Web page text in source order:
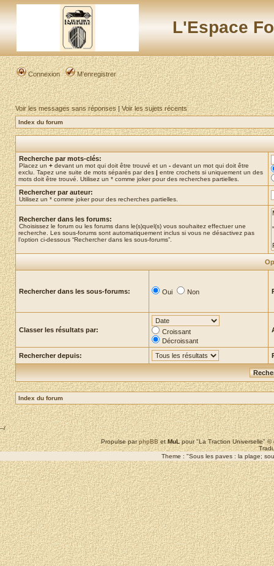
L'Espace
Connexion M’enregistrer
Voir les messages sans réponses|Voir les sujets récents
Index du forum
Recherche par mots-clés:
Placez un + devant un mot qui doit être trouvé et un - devant un mot qui doit être
exclu. Tapez une suite de mots séparés par des | entre crochets si uniquement un des
mots doit être trouvé. Utilisez un * comme joker pour des recherches partielles.
Rechercher par auteur:
Utilisez un * comme joker pour des recherches partielles.
Rechercher dans les forums:
Choisissez le forum ou les forums dans le(s)quel(s) vous souhaitez effectuer une
recherche. Les sous-forums sont automatiquement inclus si vous ne désactivez pas
l’option ci-dessous “Rechercher dans les sous-forums”.
Rechercher dans les sous-forums: Oui Non
Classer les résultats par:
Croissant
Décroissant
Rechercher depuis:
Index du forum
--/
Propulse parphpBBetMuLpour "La Traction Universelle"
Theme : "Sous les paves : la plage;